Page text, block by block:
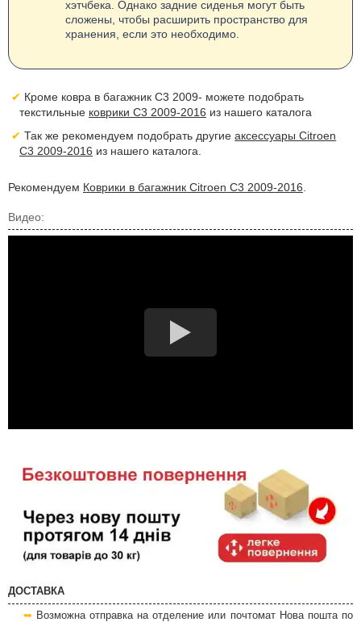
хэтчбека. Однако задние сиденья могут быть
сложены, чтобы расширить пространство для
хранения, если это необходимо.
Кроме ковра в багажник С3 2009- можете подобрать
текстильные коврики C3 2009-2016 из нашего каталога
Так же рекомендуем подобрать другиеаксессуары Citroen
C3 2009-2016 из нашего каталога.
Рекомендуем Коврики в багажник Citroen C3 2009-2016
Видео:
ДОСТАВКА
Возможна отправка на отделение или почтомат Нова пошта по